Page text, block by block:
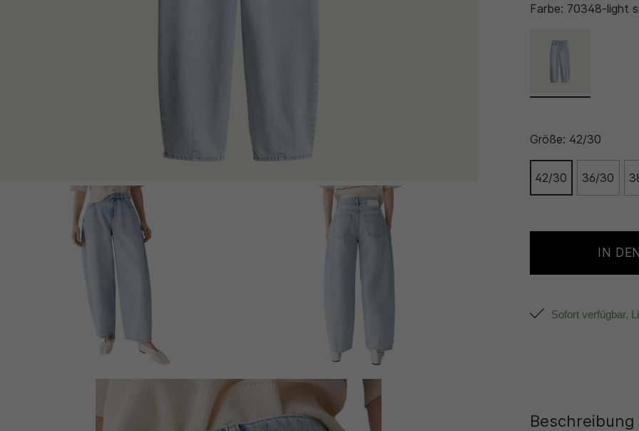
Farbe: 70348-light
Größe: 42/30
42/30 36/30
IN
Sofort verfügbar,
Beschreibung